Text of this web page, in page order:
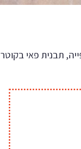
תבנית פאי בקוטר 24 ס"מ